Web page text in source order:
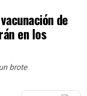
de
en los
brote